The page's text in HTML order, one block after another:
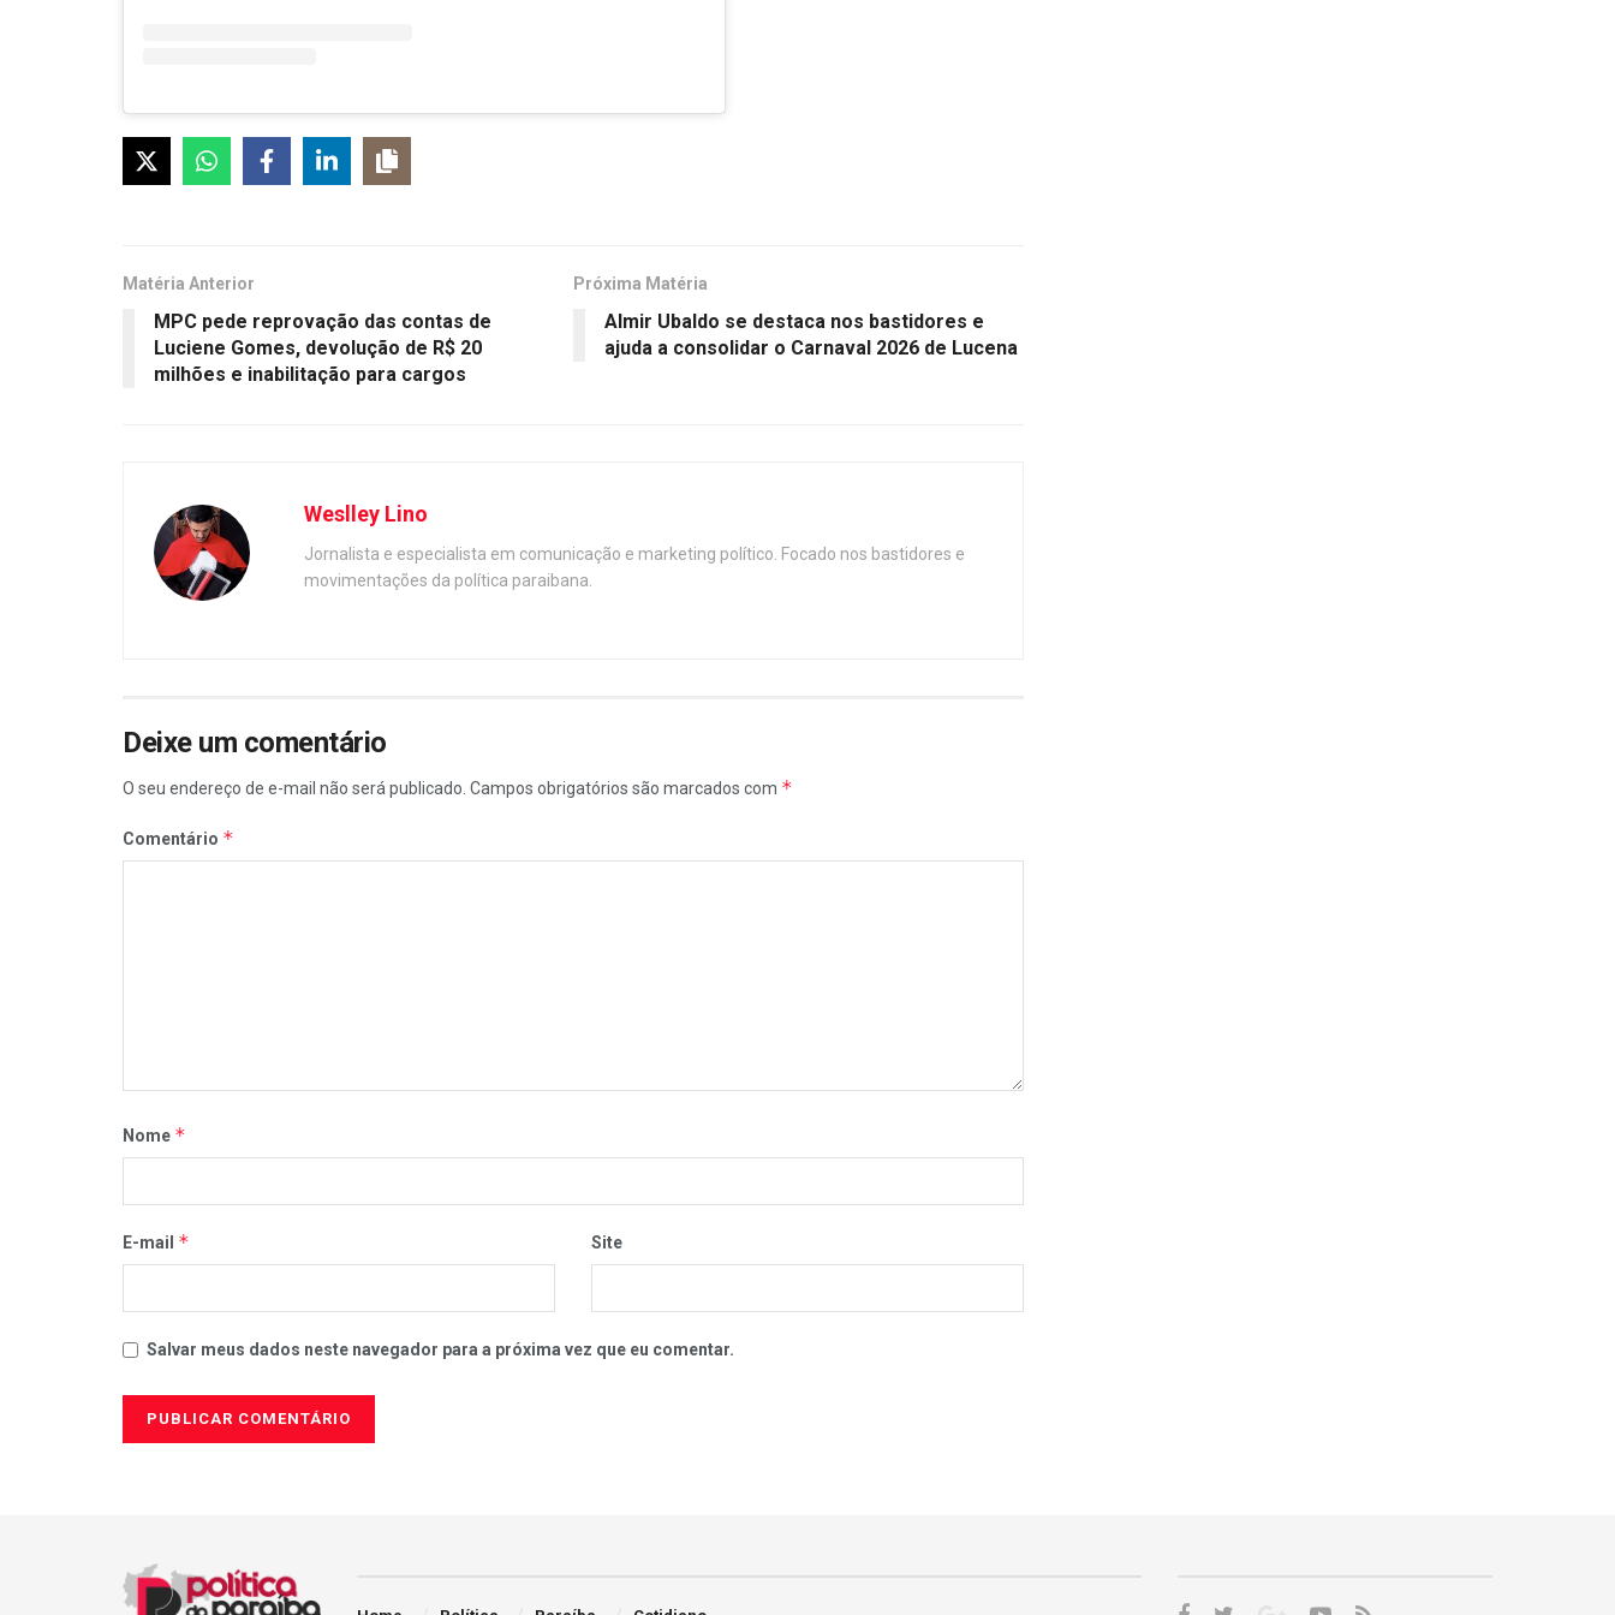
Matéria Anterior
MPC pede reprovação das contas de
Luciene Gomes, devolução de R$ 20
milhões e inabilitação para cargos
Próxima Matéria
Almir Ubaldo se destaca nos bastidores e
ajuda a consolidar o Carnaval 2026 de Lucena
Weslley Lino
Jornalista e especialista em comunicação e marketing político. Focado nos bastidores e
movimentações da política paraibana.
Deixe um comentário
O seu endereço de e-mail não será publicado. Campos obrigatórios são marcados com *
Comentário *
Nome *
E-mail * Site
Salvar meus dados neste navegador para a próxima vez que eu comentar.